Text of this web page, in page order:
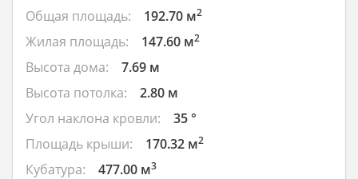
Общая площадь:
192.70 м2
Жилая площадь: 147.60 м2
Высота дома:
7.69 м
Высота потолка:
2.80 м
Угол наклона кровли:
35 °
Площадь крыши:
170.32 м2
Кубатура: 477.00 м3